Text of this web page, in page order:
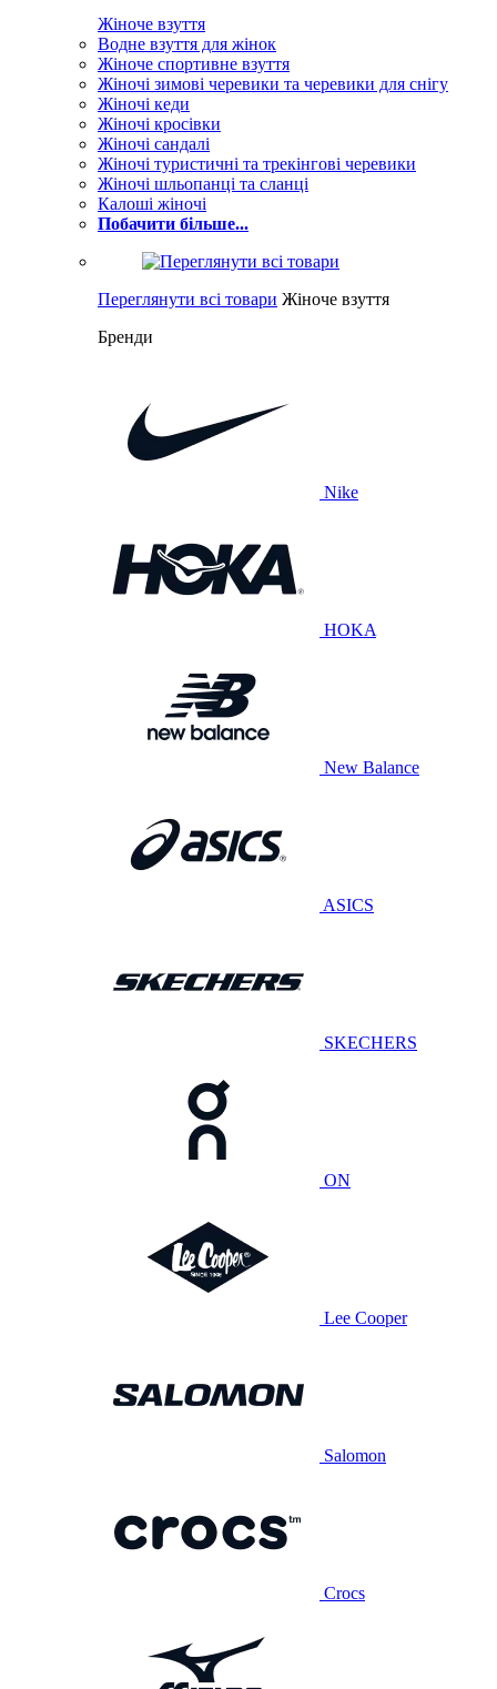
Жіноче взуття
Водне взуття для жінок
Жіноче спортивне взуття
Жіночі зимові черевики та черевики для снігу
Жіночі кеди
Жіночі кросівки
Жіночі сандалі
Жіночі туристичні та трекінгові черевики
Жіночі шльопанці та сланці
Калоші жіночі
Побачити більше...
Переглянути всі товари Жіноче взуття
Бренди
Nike
HOKA
New Balance
ASICS
SKECHERS
ON
Lee Cooper
Salomon
Crocs